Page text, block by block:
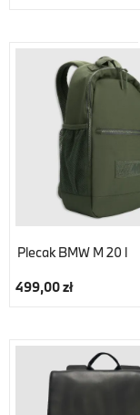
Plecak BMW M 20 l
499,00 zł